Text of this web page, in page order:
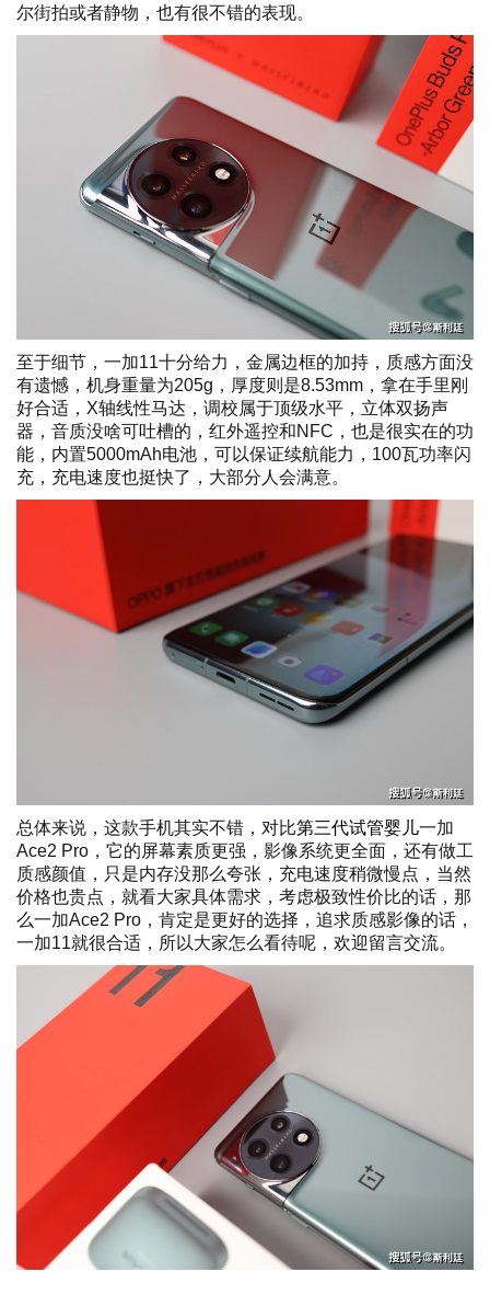
尔街拍或者静物，也有很不错的表现。
至于细节，一加11十分给力，金属边框的加持，质感方面没
有遗憾，机身重量为205g，厚度则是8.53mm，拿在手里刚
好合适，X轴线性马达，调校属于顶级水平，立体双扬声
器，音质没啥可吐槽的，红外遥控和NFC，也是很实在的功
能，内置5000mAh电池，可以保证续航能力，100瓦功率闪
充，充电速度也挺快了，大部分人会满意。
总体来说，这款手机其实不错，对比第三代试管婴儿一加
Ace2 Pro，它的屏幕素质更强，影像系统更全面，还有做工
质感颜值，只是内存没那么夸张，充电速度稍微慢点，当然
价格也贵点，就看大家具体需求，考虑极致性价比的话，那
么一加Ace2 Pro，肯定是更好的选择，追求质感影像的话，
一加11就很合适，所以大家怎么看待呢，欢迎留言交流。